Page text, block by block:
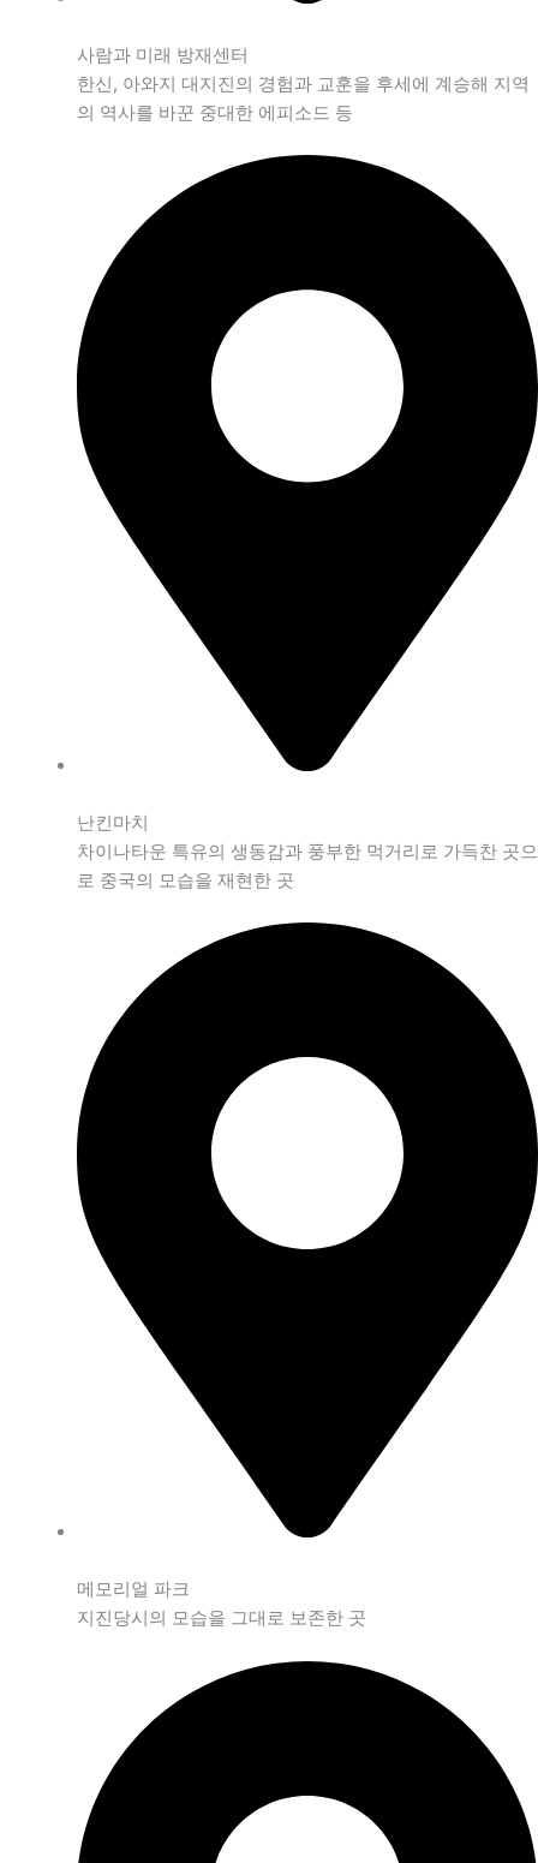
사람과 미래 방재센터
한신, 아와지 대지진의 경험과 교훈을 후세에 계승해 지역
의 역사를 바꾼 중대한 에피소드 등
난킨마치
차이나타운 특유의 생동감과 풍부한 먹거리로 가득찬 곳으
로 중국의 모습을 재현한 곳
메모리얼 파크
지진당시의 모습을 그대로 보존한 곳